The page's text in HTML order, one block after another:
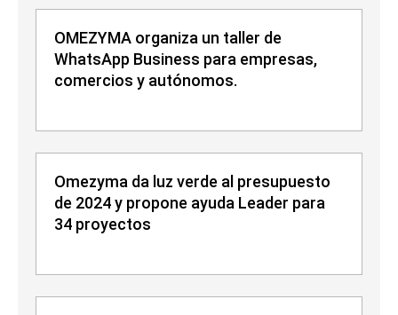
OMEZYMA organiza un taller de
WhatsApp Business para empresas,
comercios y autónomos.
Omezyma da luz verde al presupuesto
de 2024 y propone ayuda Leader para
34 proyectos